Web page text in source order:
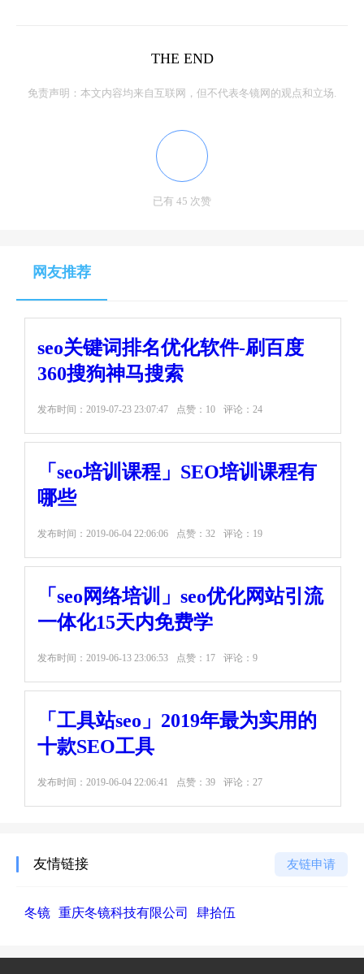
THE END
免责声明：本文内容均来自互联网，但不代表冬镜网的观点和立场.
已有 45 次赞
网友推荐
seo关键词排名优化软件-刷百度
360搜狗神马搜索
发布时间： 2019-07-23 23:07:47 点赞：10 评论：24
「seo培训课程」SEO培训课程有
哪些
发布时间： 2019-06-04 22:06:06 点赞：32 评论：19
「seo网络培训」seo优化网站引流
一体化15天内免费学
发布时间： 2019-06-13 23:06:53 点赞：17 评论：9
「工具站seo」2019年最为实用的
十款SEO工具
发布时间： 2019-06-04 22:06:41 点赞：39 评论：27
友情链接 友链申请
冬镜 重庆冬镜科技有限公司 肆拾伍